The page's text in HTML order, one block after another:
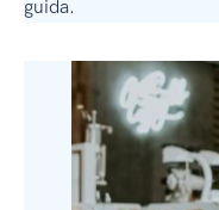
guida.